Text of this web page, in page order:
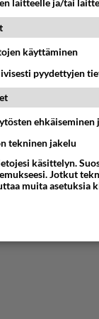
07-12 12:59:15
back tekee
laitteelle ja/tai
käyttäminen
pyydettyjen
tekninen jakelu
käsittelyn.
Jotkut
muita asetuksia